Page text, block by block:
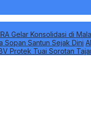
Gelar Konsolidasi di
Sopan Santun Sejak Dini
Protek Tuai Sorotan